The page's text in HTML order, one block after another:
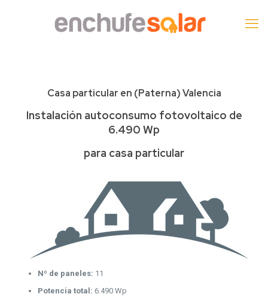
Casa particular en (Paterna) Valencia
Instalación autoconsumo fotovoltaico de
6.490 Wp
para casa particular
Nº de paneles: 11
Potencia total: 6.490 Wp